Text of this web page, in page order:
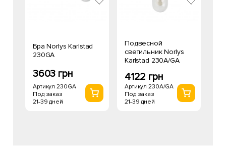
Бра Norlys Karlstad
230GA
3603 грн
Артикул 230GA
Под заказ
21-39 дней
Подвесной
светильник Norlys
Karlstad 230A/GA
4122 грн
Артикул 230A/GA
Под заказ
21-39 дней